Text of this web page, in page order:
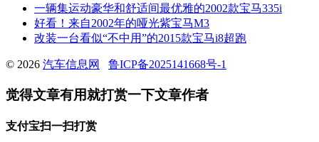
一辆集运动豪华和舒适间最优雅的2002款宝马335i
好看！来自2002年的哑光紫宝马M3
改装一台看似“不中用”的2015款宝马i8超跑
© 2026 汽车信息网 鲁ICP备2025141668号-1
觉得文章有用就打赏一下文章作者
支付宝扫一扫打赏